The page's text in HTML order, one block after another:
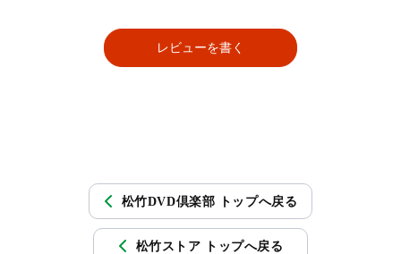
レビューを書く
松竹DVD倶楽部 トップへ戻る
松竹ストア トップへ戻る